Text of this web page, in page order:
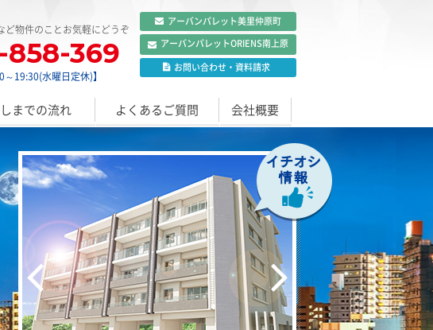
ど物件のことお気軽にどうぞ
858-369
19:30(水曜日定休)】
アーバンパレット美里仲原町
アーバンパレットORIENS南上原
お問い合わせ ・ 資料請求
までの流れ よくあるご質問 会社概要